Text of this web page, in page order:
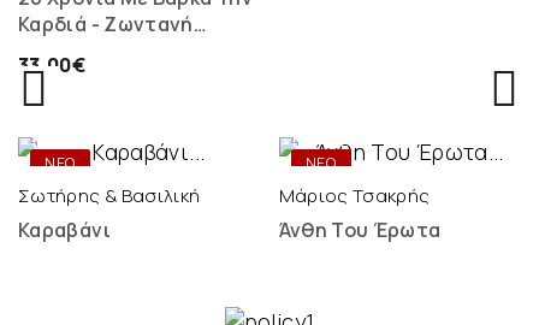
Καρδιά - Ζωντανή
33,00€
ΝΕΟ
DIGITAL
Σωτήρης & Βασιλική
Καραβάνι
ΝΕΟ
DIGITAL
Μάριος Τσακρής
Άνθη Του Έρωτα